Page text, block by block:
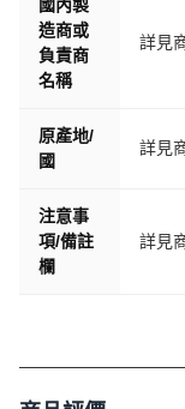
國內製
造商或
負責商
名稱
詳見
原產地/
國
詳見
注意事
項/備註
欄
詳見